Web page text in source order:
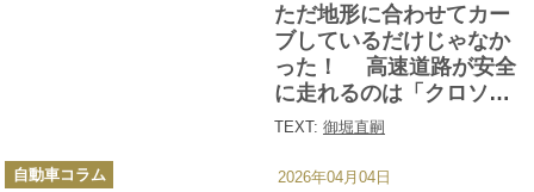
ただ地形に合わせてカー
ブしているだけじゃなか
った！ 高速道路が安全
に走れるのは「クロソイ
ド曲線」と「カント」の
TEXT: 御堀直嗣
カ
テ
自動車コラム 2026年04月04日